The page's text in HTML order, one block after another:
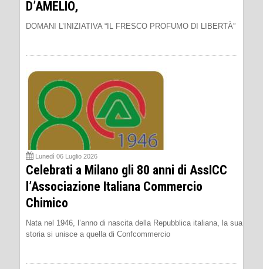
D’AMELIO,
DOMANI L’INIZIATIVA “IL FRESCO PROFUMO DI LIBERTÀ”
Lunedì 06 Luglio 2026
Celebrati a Milano gli 80 anni di AssICC
l’Associazione Italiana Commercio
Chimico
Nata nel 1946, l’anno di nascita della Repubblica italiana, la sua
storia si unisce a quella di Confcommercio